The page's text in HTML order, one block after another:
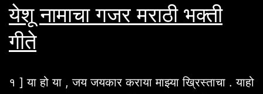
येशू नामाचा गजर मराठी भक्ती
गीते
१ ] या हो या , जय जयकार कराया माझ्या ख्रिस्ताचा . याहो